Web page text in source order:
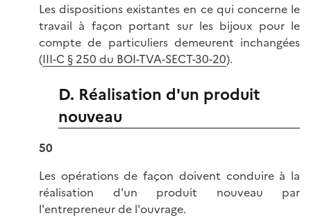
Les dispositions existantes en ce qui concerne le
travail à façon portant sur les bijoux pour le
compte de particuliers demeurent inchangées
(III-C § 250 du BOI-TVA-SECT-30-20).
D. Réalisation d'un produit
nouveau
50
Les opérations de façon doivent conduire à la
réalisation d'un produit nouveau par
l'entrepreneur de l'ouvrage.